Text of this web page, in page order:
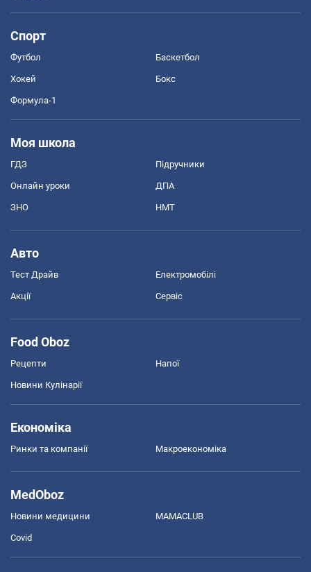
Спорт
Футбол Баскетбол
Хокей Бокс
Формула-1
Моя школа
ГДЗ Підручники
Онлайн уроки ДПА
ЗНО НМТ
Авто
Тест Драйв Електромобілі
Акції Сервіс
Food Oboz
Рецепти Напої
Новини Кулінарії
Економіка
Ринки та компанії Макроекономіка
MedOboz
Новини медицини MAMACLUB
Covid